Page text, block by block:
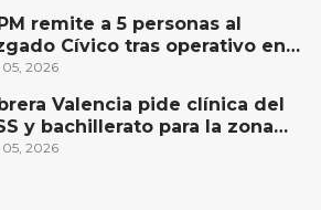
remite a 5 personas al
Cívico tras operativo en
Juan del Río
2026
Valencia pide clínica del
y bachillerato para la zona
de San Juan del Río
2026